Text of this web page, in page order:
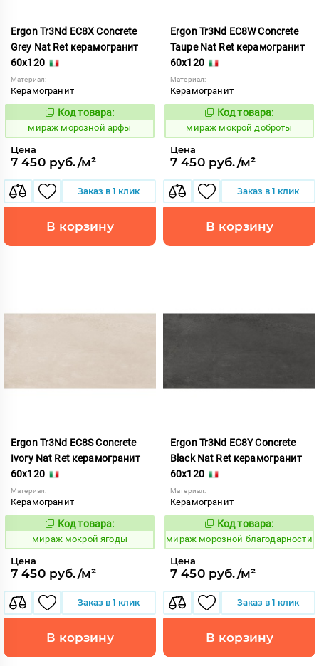
Ergon Tr3Nd EC8X Concrete
Grey Nat Ret керамогранит
60x120
Материал:
Керамогранит
991751
Код товара:
мираж морозной арфы
Цена
7 450 руб./м²
Заказ в 1 клик
В корзину
Ergon Tr3Nd EC8W Concrete
Taupe Nat Ret керамогранит
60x120
Материал:
Керамогранит
991747
Код товара:
мираж мокрой доброты
Цена
7 450 руб./м²
Заказ в 1 клик
В корзину
Ergon Tr3Nd EC8S Concrete
Ivory Nat Ret керамогранит
60x120
Материал:
Керамогранит
991749
Код товара:
мираж мокрой ягоды
Цена
7 450 руб./м²
Заказ в 1 клик
В корзину
Ergon Tr3Nd EC8Y Concrete
Black Nat Ret керамогранит
60x120
Материал:
Керамогранит
991753
Код товара:
мираж морозной благодарности
Цена
7 450 руб./м²
Заказ в 1 клик
В корзину